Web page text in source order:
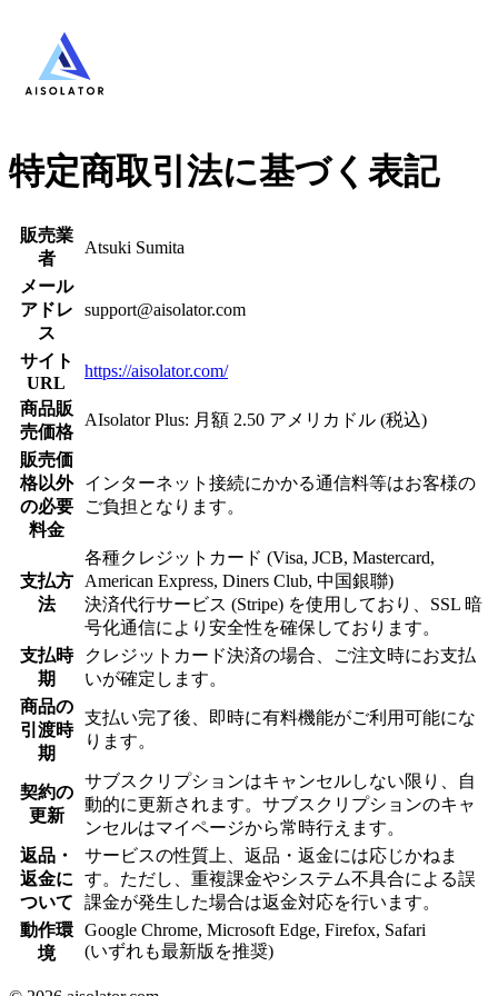
特定商取引法に基づく表記
販売業
者
Atsuki Sumita
メール
アドレ
ス
support@aisolator.com
サイト
URL
https://aisolator.com/
商品販
売価格
AIsolator Plus: 月額 2.50 アメリカドル (税込)
販売価
格以外
の必要
料金
インターネット接続にかかる通信料等はお客様の
ご負担となります。
支払方
法
各種クレジットカード (Visa, JCB, Mastercard,
American Express, Diners Club, 中国銀聯)
決済代行サービス (Stripe) を使用しており、SSL 暗
号化通信により安全性を確保しております。
支払時
期
クレジットカード決済の場合、ご注文時にお支払
いが確定します。
商品の
引渡時
期
支払い完了後、即時に有料機能がご利用可能にな
ります。
契約の
更新
サブスクリプションはキャンセルしない限り、自
動的に更新されます。サブスクリプションのキャ
ンセルはマイページから常時行えます。
返品・
返金に
ついて
サービスの性質上、返品・返金には応じかねま
す。ただし、重複課金やシステム不具合による誤
課金が発生した場合は返金対応を行います。
動作環
境
Google Chrome, Microsoft Edge, Firefox, Safari
(いずれも最新版を推奨)